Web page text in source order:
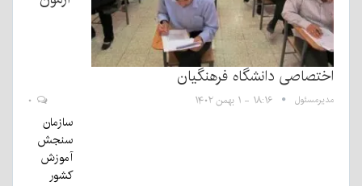
اختصاصی دانشگاه فرهنگیان
مدیرمسئول ۱۸:۱۶ - ۱ بهمن ۱۴۰۲
سازمان
سنجش
آموزش
کشور